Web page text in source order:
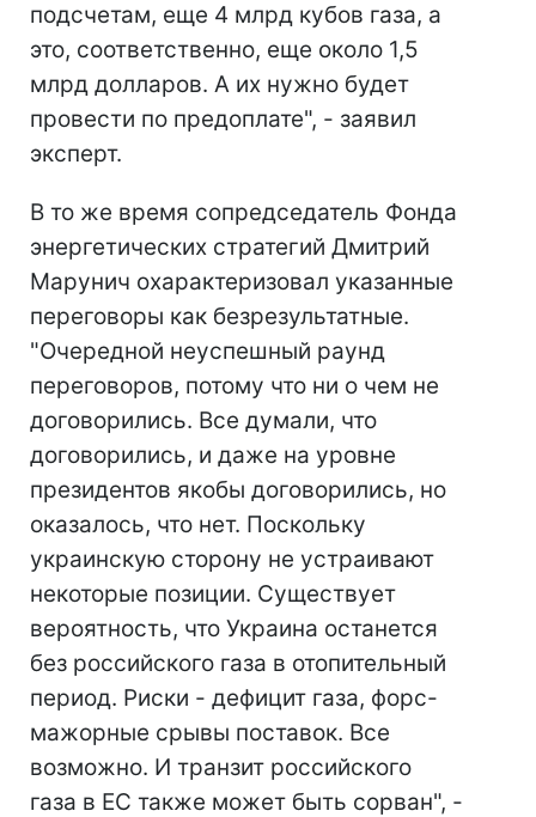
подсчетам, еще 4 млрд кубов газа, а
это, соответственно, еще около 1,5
млрд долларов. А их нужно будет
провести по предоплате", - заявил
эксперт.
В то же время сопредседатель Фонда
энергетических стратегий Дмитрий
Марунич охарактеризовал указанные
переговоры как безрезультатные.
"Очередной неуспешный раунд
переговоров, потому что ни о чем не
договорились. Все думали, что
договорились, и даже на уровне
президентов якобы договорились, но
оказалось, что нет. Поскольку
украинскую сторону не устраивают
некоторые позиции. Существует
вероятность, что Украина останется
без российского газа в отопительный
период. Риски - дефицит газа, форс-
мажорные срывы поставок. Все
возможно. И транзит российского
газа в ЕС также может быть сорван", -